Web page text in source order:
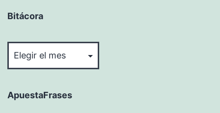
Bitácora
ApuestaFrases